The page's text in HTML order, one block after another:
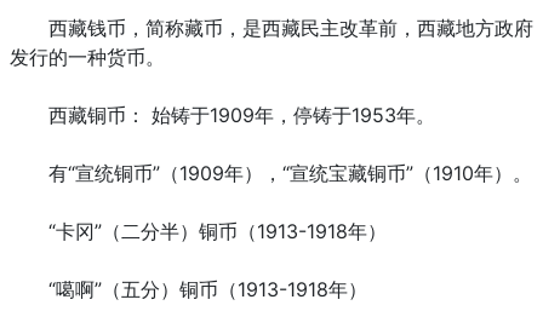
西藏钱币，简称藏币，是西藏民主改革前，西藏地方政府
发行的一种货币。
西藏铜币： 始铸于1909年，停铸于1953年。
有“宣统铜币”（1909年），“宣统宝藏铜币”（1910年）。
“卡冈”（二分半）铜币（1913-1918年）
“噶啊”（五分）铜币（1913-1918年）